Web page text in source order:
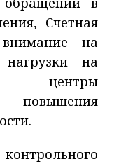
Счетная
на
нагрузки на
центры